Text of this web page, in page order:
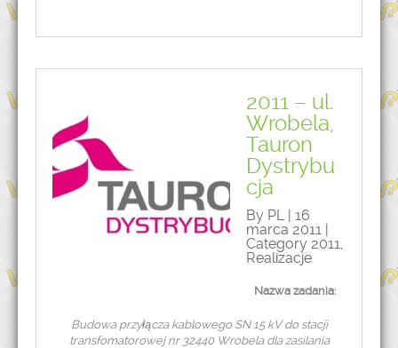
2011 – ul.
Wrobela,
Tauron
Dystrybu
cja
By PL | 16
marca 2011 |
Category 2011,
Realizacje
Nazwa zadania:
Budowa przyłącza kablowego SN 15 kV do stacji
transfomatorowej nr 32440 Wrobela dla zasilania